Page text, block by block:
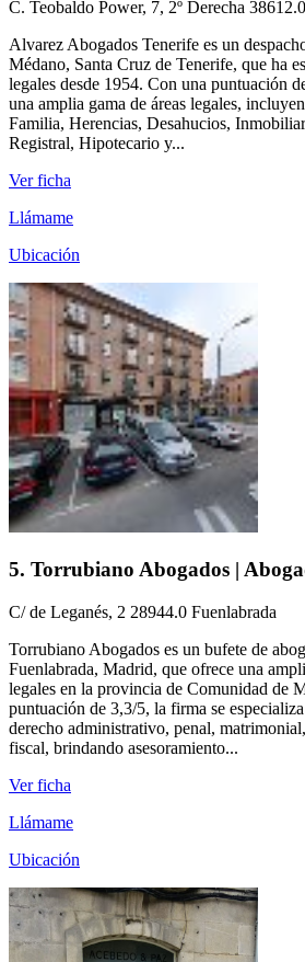
C. Teobaldo Power, 7, 2º Derecha
Alvarez Abogados Tenerife es un
Médano, Santa Cruz de Tenerife, que ha
legales desde 1954. Con una puntuación
una amplia gama de áreas legales,
Familia, Herencias, Desahucios,
Registral, Hipotecario y...
Ver ficha
Llámame
Ubicación
5. Torrubiano Abogados |
C/ de Leganés, 2 28944.0 Fuenlabrada
Torrubiano Abogados es un bufete de
Fuenlabrada, Madrid, que ofrece una
legales en la provincia de Comunidad de
puntuación de 3,3/5, la firma se
derecho administrativo, penal,
fiscal, brindando asesoramiento...
Ver ficha
Llámame
Ubicación